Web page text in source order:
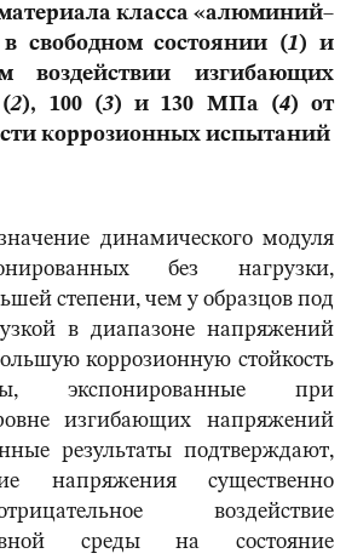
класса «алюминий–
в свободном состоянии (1) и
воздействии изгибающих
2), 100 (3) и 130 МПа (4) от
коррозионных испытаний
динамического модуля
без нагрузки,
степени, чем у образцов под
в диапазоне напряжений
коррозионную стойкость
экспонированные при
изгибающих напряжений
результаты подтверждают,
напряжения существенно
воздействие
среды на состояние